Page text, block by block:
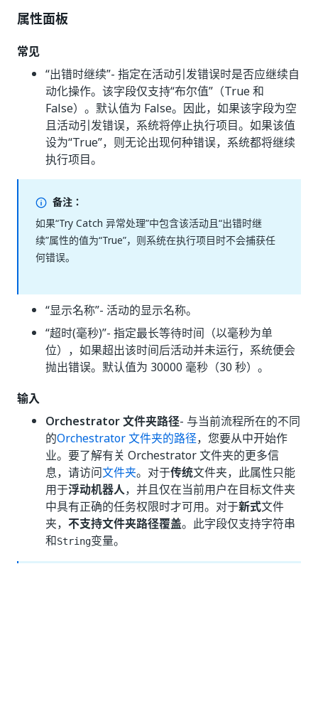
属性面板
常见
“出错时继续”- 指定在活动引发错误时是否应继续自
动化操作。该字段仅支持“布尔值”（True 和
False）。默认值为 False。因此，如果该字段为空
且活动引发错误，系统将停止执行项目。如果该值
设为“True”，则无论出现何种错误，系统都将继续
执行项目。
备注：
如果“Try Catch 异常处理”中包含该活动且“出错时继
续”属性的值为“True”，则系统在执行项目时不会捕获任
何错误。
“显示名称”- 活动的显示名称。
“超时(毫秒)”- 指定最长等待时间（以毫秒为单
位），如果超出该时间后活动并未运行，系统便会
抛出错误。默认值为 30000 毫秒（30 秒）。
输入
Orchestrator 文件夹路径- 与当前流程所在的不同
的Orchestrator 文件夹的路径，您要从中开始作
业。要了解有关 Orchestrator 文件夹的更多信
息，请访问文件夹。对于传统文件夹，此属性只能
用于浮动机器人，并且仅在当前用户在目标文件夹
中具有正确的任务权限时才可用。对于新式文件
夹， 不支持文件夹路径覆盖。此字段仅支持字符串
和String变量。